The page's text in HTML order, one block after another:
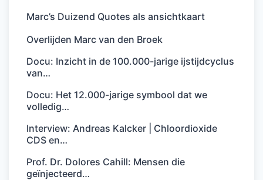
Marc’s Duizend Quotes als ansichtkaart
Overlijden Marc van den Broek
Docu: Inzicht in de 100.000-jarige ijstijdcyclus
van…
Docu: Het 12.000-jarige symbool dat we
volledig…
Interview: Andreas Kalcker | Chloordioxide
CDS en…
Prof. Dr. Dolores Cahill: Mensen die
geïnjecteerd…